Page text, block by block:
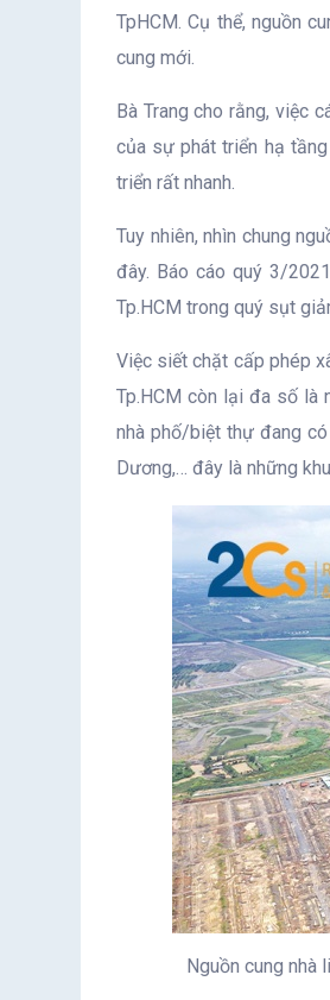
TpHCM. Cụ thể, nguồn
cung mới.
Bà Trang cho rằng, việc
của sự phát triển hạ
triển rất nhanh.
Tuy nhiên, nhìn chung
đây. Báo cáo quý 3/
Tp.HCM trong quý sụt
Việc siết chặt cấp phép
Tp.HCM còn lại đa số là
nhà phố/biệt thự đang
Dương,… đây là những
Nguồn cung nhà